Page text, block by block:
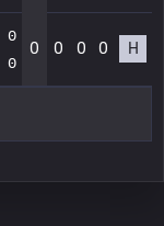
0
0
0 0 0 0 Н